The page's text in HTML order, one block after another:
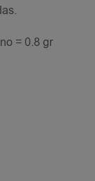
= 0.8 gr